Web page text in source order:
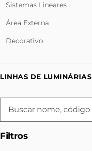
Sistemas Lineares
Área Externa
Decorativo
LINHAS DE LUMINÁRIAS
Filtros